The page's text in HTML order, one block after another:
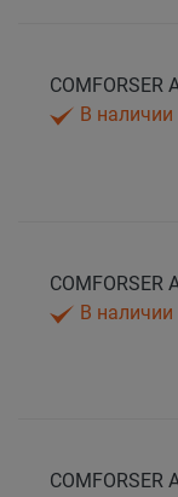
В наличии
В наличии